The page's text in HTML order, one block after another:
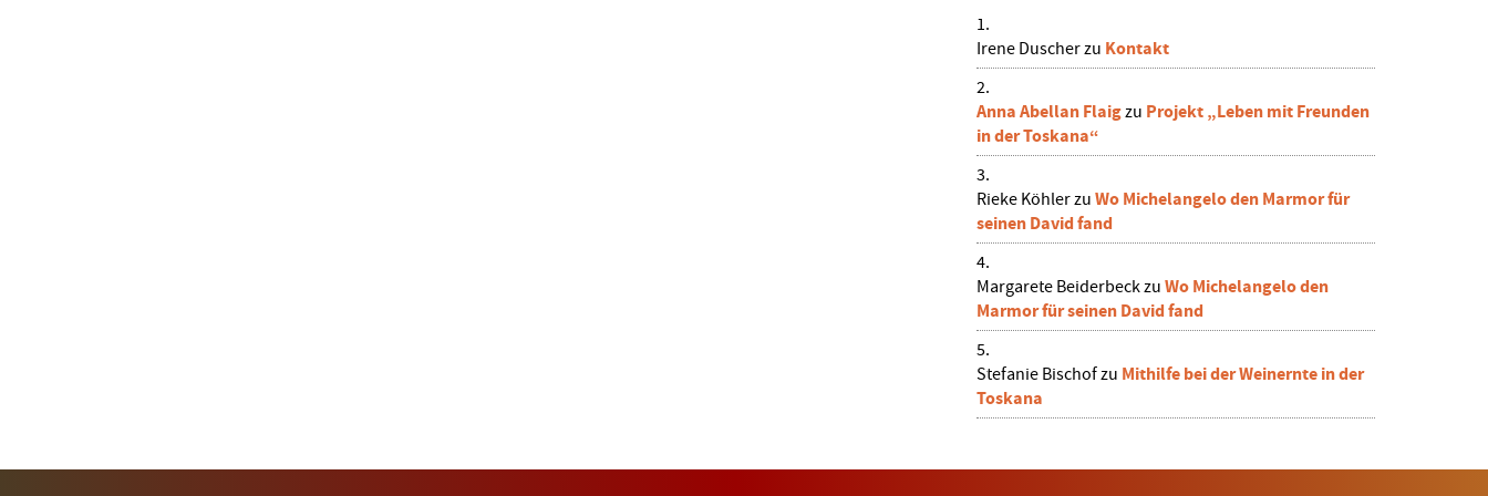
Irene Duscherzu Kontakt
Anna Abellan Flaigzu Projekt „Leben mit Freunden
in der Toskana“
Rieke Köhlerzu Wo Michelangelo den Marmor für
seinen David fand
Margarete Beiderbeckzu Wo Michelangelo den
Marmor für seinen David fand
Stefanie Bischofzu Mithilfe bei der Weinernte in der
Toskana